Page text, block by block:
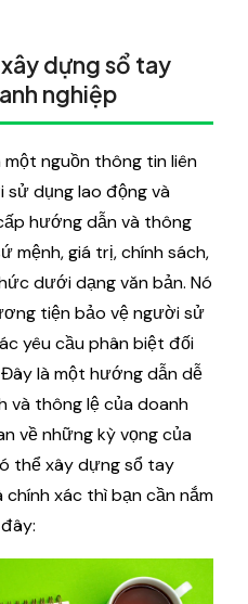
dựng sổ tay
nghiệp
nguồn thông tin liên
dụng lao động và
hướng dẫn và thông
mệnh, giá trị, chính sách,
dưới dạng văn bản. Nó
tiện bảo vệ người sử
yêu cầu phân biệt đối
là một hướng dẫn dễ
và thông lệ của doanh
về những kỳ vọng của
thể xây dựng sổ tay
xác thì bạn cần nắm